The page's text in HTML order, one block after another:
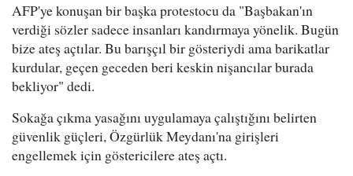
AFP'ye konuşan bir başka protestocu da "Başbakan'ın
verdiği sözler sadece insanları kandırmaya yönelik. Bugün
bize ateş açtılar. Bu barışçıl bir gösteriydi ama barikatlar
kurdular, geçen geceden beri keskin nişancılar burada
bekliyor" dedi.
Sokağa çıkma yasağını uygulamaya çalıştığını belirten
güvenlik güçleri, Özgürlük Meydanı'na girişleri
engellemek için göstericilere ateş açtı.